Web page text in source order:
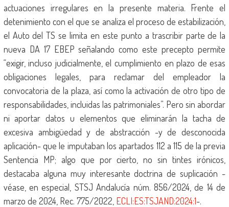
actuaciones irregulares en la presente materia. Frente el
detenimiento con el que se analiza el proceso de estabilización,
el Auto del TS se limita en este punto a trascribir parte de la
nueva DA 17 EBEP señalando como este precepto permite
“exigir, incluso judicialmente, el cumplimiento en plazo de esas
obligaciones legales, para reclamar del empleador la
convocatoria de la plaza, así como la activación de otro tipo de
responsabilidades, incluidas las patrimoniales”. Pero sin abordar
ni aportar datos u elementos que eliminarán la tacha de
excesiva ambigüedad y de abstracción -y de desconocida
aplicación- que le imputaban los apartados 112 a 115 de la previa
Sentencia MP; algo que por cierto, no sin tintes irónicos,
destacaba alguna muy interesante doctrina de suplicación -
véase, en especial, STSJ Andalucía núm. 856/2024, de 14 de
marzo de 2024, Rec. 775/2022, ECLI:ES:TSJAND:2024:1-.